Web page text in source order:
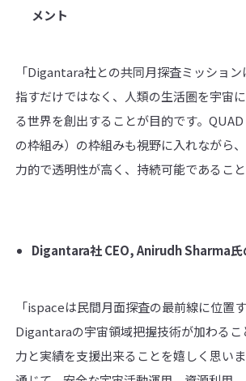
メント
「Digantara社との共同月探査ミッショ
指すだけではなく、人類の生活圏を宇宙
る世界を創出することが目的です。
の枠組み）の枠組みも視野に入れながら
力的で透明性が高く、持続可能であること
Digantara社CEO, Anirudh Sharma
「ispaceは民間月面探査の最前線に位置す
Digantaraの宇宙領域把握技術が加わるこ
力と実績を支援出来ることを嬉しく思い